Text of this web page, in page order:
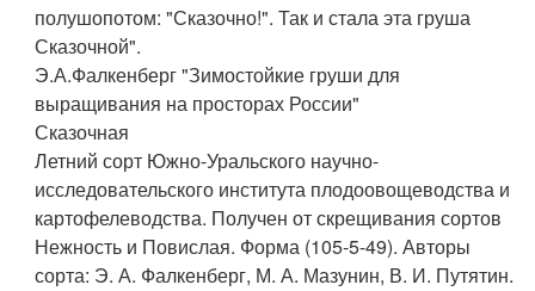
полушопотом: "Сказочно!". Так и стала эта груша
Сказочной".
Э.А.Фалкенберг "Зимостойкие груши для
выращивания на просторах России"
Сказочная
Летний сорт Южно-Уральского научно-
исследовательского института плодоовощеводства и
картофелеводства. Получен от скрещивания сортов
Нежность и Повислая. Форма (105-5-49). Авторы
сорта: Э. А. Фалкенберг, М. А. Мазунин, В. И. Путятин.